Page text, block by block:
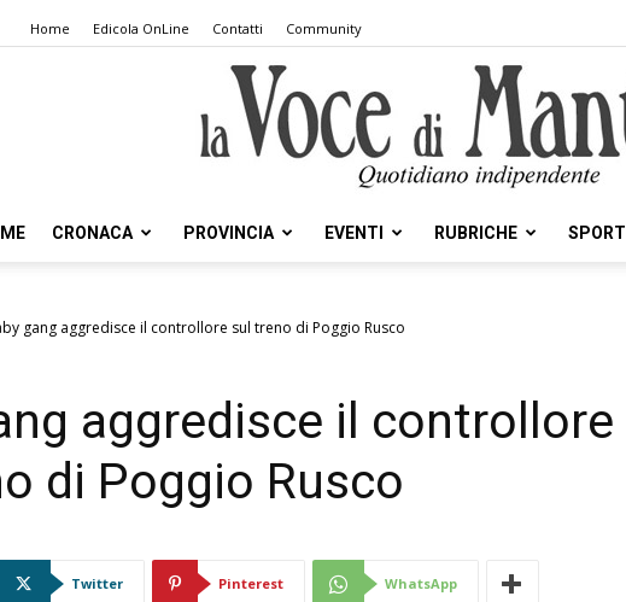
Home Edicola OnLine Contatti Community
Voce
CRONACA PROVINCIA EVENTI RUBRICHE SPORT
gang aggredisce il controllore sul treno di Poggio Rusco
aggredisce il controllore
di Poggio Rusco
Twitter Pinterest WhatsApp